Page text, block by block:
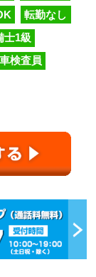
転勤なし
士1級
検査員